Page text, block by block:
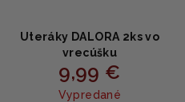
Uteráky DALORA 2ks vo
vrecúšku
9,99 €
Vypredané